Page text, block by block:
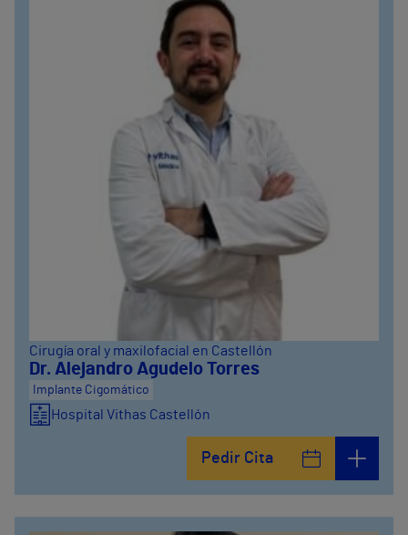
Cirugía oral y maxilofacial en Castellón
Dr. Alejandro Agudelo Torres
Implante Cigomático
Hospital Vithas Castellón
Pedir Cita